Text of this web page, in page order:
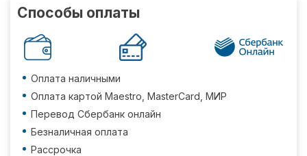
Способы оплаты
Оплата наличными
Оплата картой Maestro, MasterCard, МИР
Перевод Сбербанк онлайн
Безналичная оплата
Рассрочка